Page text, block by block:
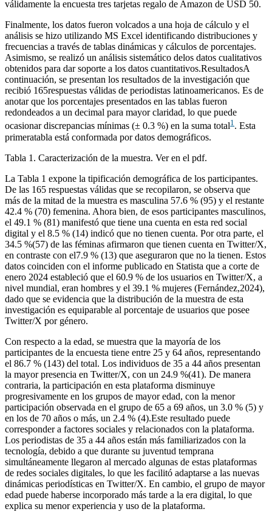
válidamente la encuesta tres tarjetas regalo de Amazon de USD 50.
Finalmente, los datos fueron volcados a una hoja de cálculo y el
análisis se hizo utilizando MS Excel identificando distribuciones y
frecuencias a través de tablas dinámicas y cálculos de porcentajes.
Asimismo, se realizó un análisis sistemático delos datos cualitativos
obtenidos para dar soporte a los datos cuantitativos.ResultadosA
continuación, se presentan los resultados de la investigación que
recibió 165respuestas válidas de periodistas latinoamericanos. Es de
anotar que los porcentajes presentados en las tablas fueron
redondeados a un decimal para mayor claridad, lo que puede
ocasionar discrepancias mínimas (± 0.3 %) en la suma total1. Esta
primeratabla está conformada por datos demográficos.
Tabla 1. Caracterización de la muestra. Ver en el pdf.
La Tabla 1 expone la tipificación demográfica de los participantes.
De las 165 respuestas válidas que se recopilaron, se observa que
más de la mitad de la muestra es masculina 57.6 % (95) y el restante
42.4 % (70) femenina. Ahora bien, de esos participantes masculinos,
el 49.1 % (81) manifestó que tiene una cuenta en esta red social
digital y el 8.5 % (14) indicó que no tienen cuenta. Por otra parte, el
34.5 %(57) de las féminas afirmaron que tienen cuenta en Twitter/X,
en contraste con el7.9 % (13) que aseguraron que no la tienen. Estos
datos coinciden con el informe publicado en Statista que a corte de
enero 2024 estableció que el 60.9 % de los usuarios en Twitter/X, a
nivel mundial, eran hombres y el 39.1 % mujeres (Fernández,2024),
dado que se evidencia que la distribución de la muestra de esta
investigación es equiparable al porcentaje de usuarios que posee
Twitter/X por género.
Con respecto a la edad, se muestra que la mayoría de los
participantes de la encuesta tiene entre 25 y 64 años, representando
el 86.7 % (143) del total. Los individuos de 35 a 44 años presentan
la mayor presencia en Twitter/X, con un 24.9 %(41). De manera
contraria, la participación en esta plataforma disminuye
progresivamente en los grupos de mayor edad, con la menor
participación observada en el grupo de 65 a 69 años, un 3.0 % (5) y
en los de 70 años o más, un 2.4 % (4).Este resultado puede
corresponder a factores sociales y relacionados con la plataforma.
Los periodistas de 35 a 44 años están más familiarizados con la
tecnología, debido a que durante su juventud temprana
simultáneamente llegaron al mercado algunas de estas plataformas
de redes sociales digitales, lo que les facilitó adaptarse a las nuevas
dinámicas periodísticas en Twitter/X. En cambio, el grupo de mayor
edad puede haberse incorporado más tarde a la era digital, lo que
explica su menor experiencia y uso de la plataforma.